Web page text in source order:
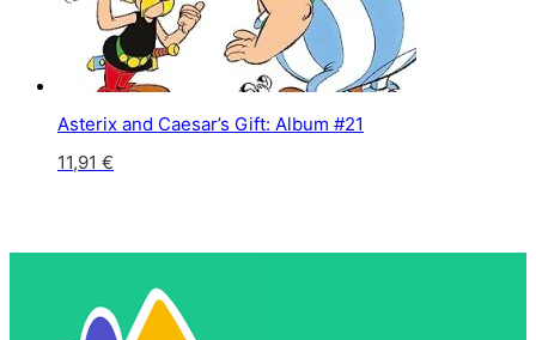
Asterix and Caesar’s Gift: Album #21
11,91 €